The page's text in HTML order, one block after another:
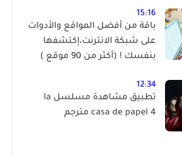
15:16
باقة من أفضل المواقع والأدوات
على شبكة الانترنت،إكتشفها
بنفسك ! (أكثر من 90 موقع )
12:34
تطبيق مشاهدة مسلسل la
casa de papel 4 مترجم